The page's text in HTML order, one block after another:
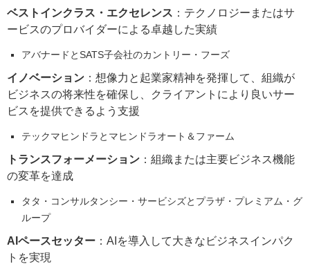
ベストインクラス・エクセレンス ：テクノロジーまたはサ
ービスのプロバイダーによる卓越した実績
アバナードとSATS子会社のカントリー・フーズ
イノベーション ：想像力と起業家精神を発揮して、組織が
ビジネスの将来性を確保し、クライアントにより良いサー
ビスを提供できるよう支援
テックマヒンドラとマヒンドラオート＆ファーム
トランスフォーメーション ：組織または主要ビジネス機能
の変革を達成
タタ・コンサルタンシー・サービシズとプラザ・プレミアム・グ
ループ
AIペースセッター ：AIを導入して大きなビジネスインパク
トを実現